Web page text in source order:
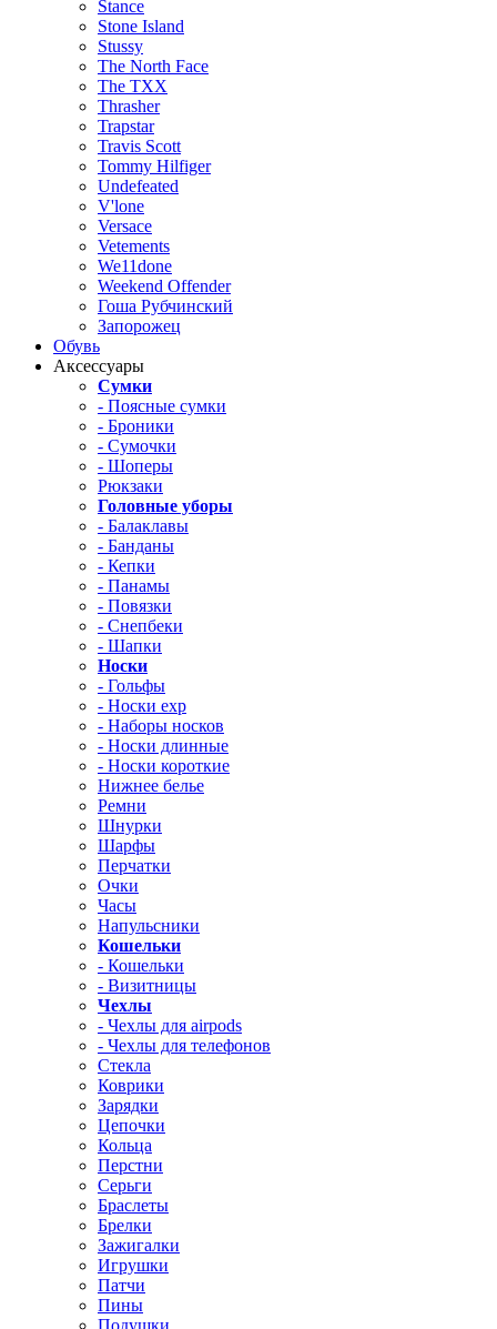
Stance
Stone Island
Stussy
The North Face
The TXX
Thrasher
Trapstar
Travis Scott
Tommy Hilfiger
Undefeated
V'lone
Versace
Vetements
We11done
Weekend Offender
Гоша Рубчинский
Запорожец
Обувь
Аксессуары
Сумки
- Поясные сумки
- Броники
- Сумочки
- Шоперы
Рюкзаки
Головные уборы
- Балаклавы
- Банданы
- Кепки
- Панамы
- Повязки
- Снепбеки
- Шапки
Носки
- Гольфы
- Носки exp
- Наборы носков
- Носки длинные
- Носки короткие
Нижнее белье
Ремни
Шнурки
Шарфы
Перчатки
Очки
Часы
Напульсники
Кошельки
- Кошельки
- Визитницы
Чехлы
- Чехлы для airpods
- Чехлы для телефонов
Стекла
Коврики
Зарядки
Цепочки
Кольца
Перстни
Серьги
Браслеты
Брелки
Зажигалки
Игрушки
Патчи
Пины
Подушки